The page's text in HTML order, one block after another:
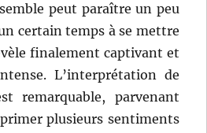
peut paraître un peu
certain temps à se mettre
finalement captivant et
L’interprétation de
remarquable, parvenant
plusieurs sentiments